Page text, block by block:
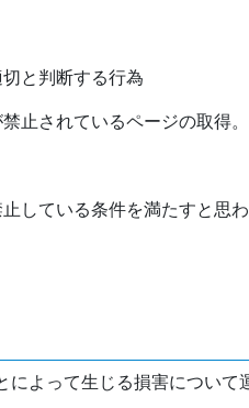
と判断する行為
止されているページの取得。
している条件を満たすと思
によって生じる損害について